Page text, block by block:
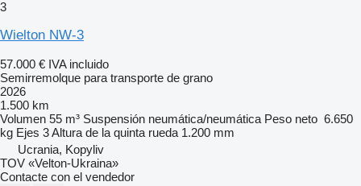
3
Wielton NW-3
57.000 € IVA incluido
Semirremolque para transporte de grano
2026
1.500 km
Volumen 55 m³ Suspensión neumática/neumática Peso neto 6.650
kg Ejes 3Altura de la quinta rueda 1.200 mm
Ucrania, Kopyliv
TOV «Velton-Ukraina»
Contacte con el vendedor